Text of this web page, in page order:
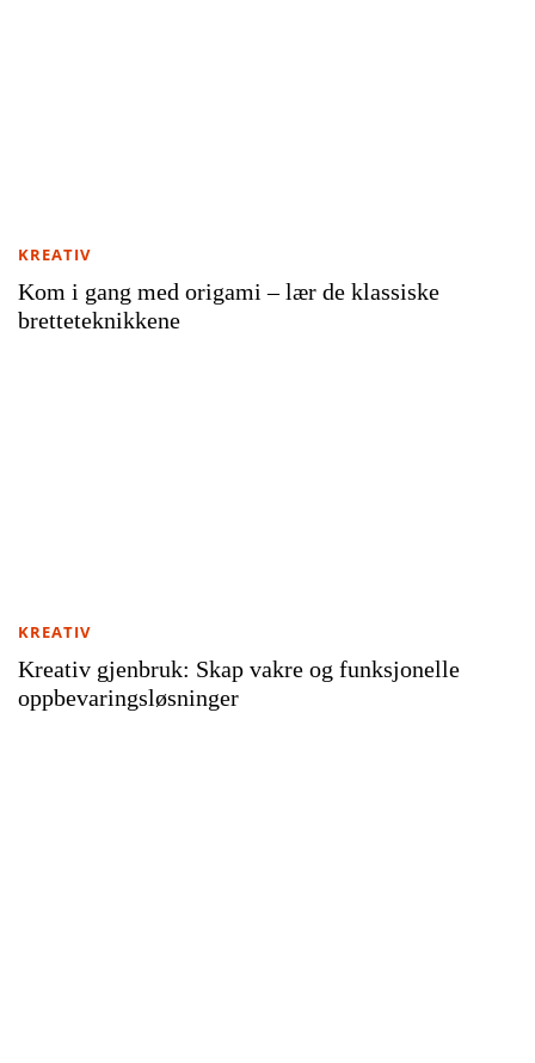
Kom i gang med origami – lær de klassiske
bretteteknikkene
KREATIV
Kreativ gjenbruk: Skap vakre og funksjonelle
oppbevaringsløsninger
KREATIV